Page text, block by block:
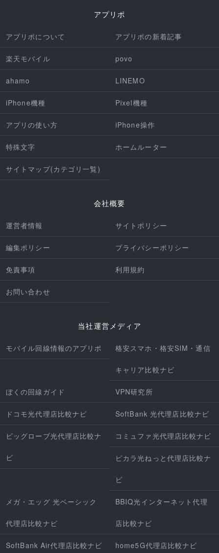
アプリポ
アプリポについて アプリポの新着記事
楽天モバイル povo
ahamo LINEMO
iPhone機種 Pixel機種
アプリの使い方 iPhone操作
特殊文字 ホームルーター
サイトマップ(カテゴリ一覧)
会社概要
運営者情報 サイトポリシー
編集ポリシー プライバシーポリシー
免責事項 利用規約
お問い合わせ
当社運営メディア
モバイル回線情報のアプリポ 格安スマホ・格安SIM・通信
キャリア比較ナビ
ぼくの回線ガイド VPN研究所
ドコモ光代理店比較ナビ SoftBank 光代理店比較ナビ
ビッグローブ光代理店比較ナ
ビ
コミュファ光代理店比較ナビ
ピカラ光ねっと代理店比較ナ
ビ
メガ・エッグ 光ベーシック
代理店比較ナビ
BBIQ光インターネット代理
店比較ナビ
SoftBank Air代理店比較ナビ home5G代理店比較ナビ